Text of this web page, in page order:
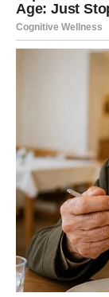
povuče, već da
Jelena je
suočila se s
negiranje i
Njena
pokušao da je
njegovim očima
shvatila je da je
borba više nije
sopstvenih
Sat kasnije,
mogla da